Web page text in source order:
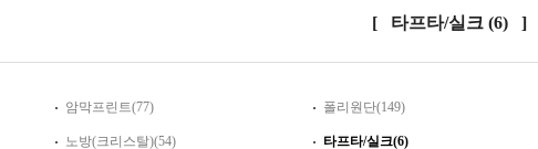
[ 타프타/실크 (6) ]
암막프린트(77) 폴리원단(149)
노방(크리스탈)(54) 타프타/실크(6)